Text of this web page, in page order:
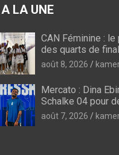
FEMININE 2026
féminine 2026 :
la bête noire
les
plus le choix
7, 2026 kamerfoot
A LA UNE
CAN Féminine : le
des quarts de
août 8, 2026
Mercato : Dina
Schalke 04 pour
août 7, 2026